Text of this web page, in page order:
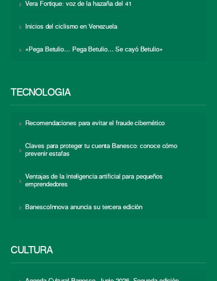
Vera Fortique: voz de la hazaña del 41
Inicios del ciclismo en Venezuela
«Pega Betulio… Pega Betulio… Se cayó Betulio»
TECNOLOGÍA
Recomendaciones para evitar el fraude cibernético
Claves para proteger tu cuenta Banesco: conoce cómo
prevenir estafas
Ventajas de la inteligencia artificial para pequeños
emprendedores
BanescoInnova anuncia su tercera edición
CULTURA